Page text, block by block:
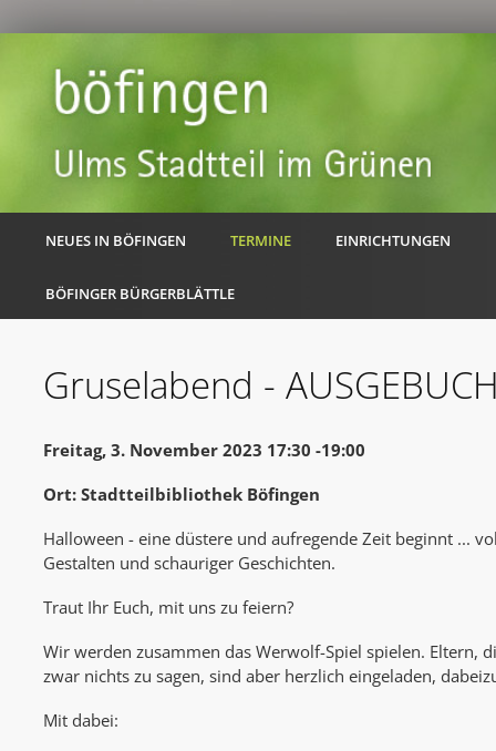
NEUES IN BÖFINGEN TERMINE EINRICHTUNGEN
BÖFINGER BÜRGERBLÄTTLE
Gruselabend -
Freitag, 3. November 2023 17:30 -19:00
Ort: Stadtteilbibliothek Böfingen
Halloween - eine düstere und aufregende Zeit beginnt ...
Gestalten und schauriger Geschichten.
Traut Ihr Euch, mit uns zu feiern?
Wir werden zusammen das Werwolf-Spiel spielen. Eltern,
zwar nichts zu sagen, sind aber herzlich eingeladen,
Mit dabei: